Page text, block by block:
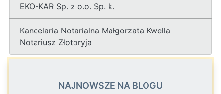
EKO-KAR Sp. z o.o. Sp. k.
Kancelaria Notarialna Małgorzata Kwella -
Notariusz Złotoryja
NAJNOWSZE NA BLOGU